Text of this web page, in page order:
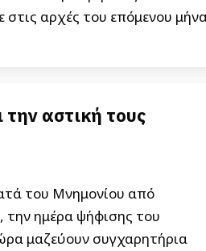
αρχές του επόμενου
την αστική τους
του Μνημονίου από
την ημέρα ψήφισης του
μαζεύουν συγχαρητήρια